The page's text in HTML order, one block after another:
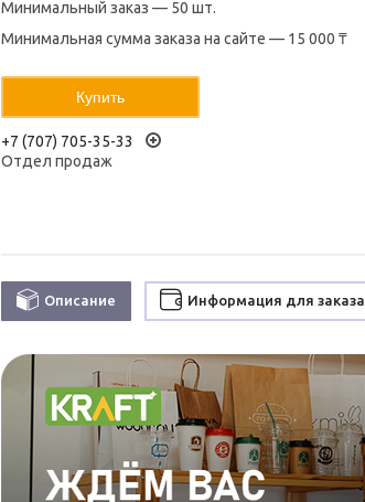
Минимальный заказ — 50 шт.
Минимальная сумма заказа на сайте — 15 000 ₸
Купить
+7 (707) 705-35-33
Отдел продаж
Описание Информация для заказа